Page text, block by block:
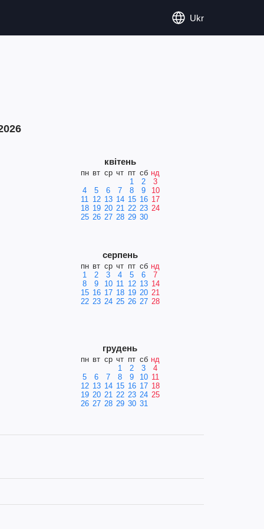
Ukr
квітень
пн вт ср чт пт сб нд
1
2
3
4
5 6 7 8 9
10
11 12 13 14 15 16 17
18 19 20 21 22 23 24
25 26 27 28 29 30
серпень
пн вт ср чт пт сб нд
1
2 3 4 5 6
7
8
9 10 11 12 13 14
15 16 17 18 19 20 21
22 23 24 25 26 27 28
грудень
пн вт ср чт пт сб нд
1
2 3
4
5
6 7 8 9 10 11
12 13 14 15 16 17 18
19 20 21 22 23 24 25
26 27 28 29 30 31